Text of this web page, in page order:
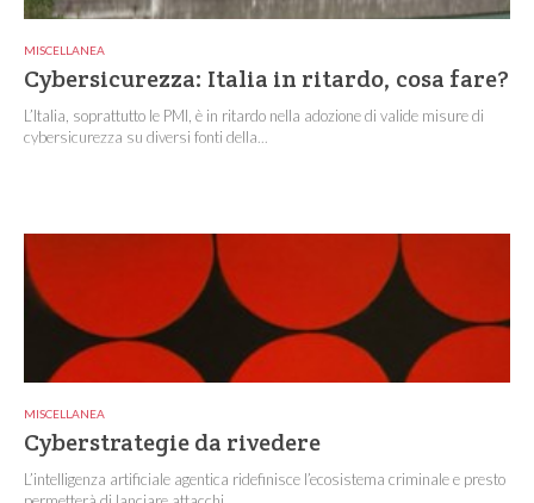
MISCELLANEA
Cybersicurezza: Italia in ritardo, cosa fare?
L’Italia, soprattutto le PMI, è in ritardo nella adozione di valide misure di
cybersicurezza su diversi fonti della...
MISCELLANEA
Cyberstrategie da rivedere
L’intelligenza artificiale agentica ridefinisce l’ecosistema criminale e presto